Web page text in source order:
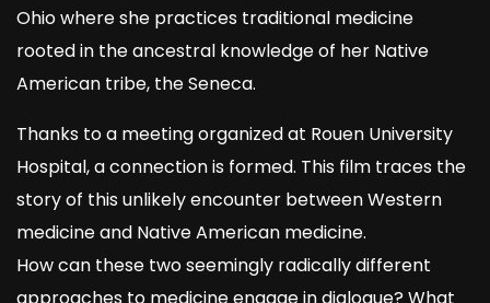
Ohio where she practices traditional medicine
rooted in the ancestral knowledge of her Native
American tribe, the Seneca.
Thanks to a meeting organized at Rouen University
Hospital, a connection is formed. This film traces the
story of this unlikely encounter between Western
medicine and Native American medicine.
How can these two seemingly radically different